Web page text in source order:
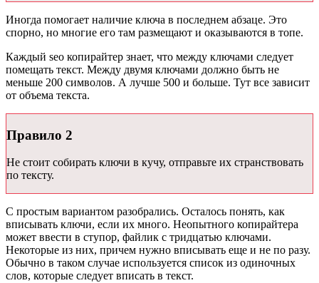
Иногда помогает наличие ключа в последнем абзаце. Это
спорно, но многие его там размещают и оказываются в топе.
Каждый seo копирайтер знает, что между ключами следует
помещать текст. Между двумя ключами должно быть не
меньше 200 символов. А лучше 500 и больше. Тут все зависит
от объема текста.
Правило 2
Не стоит собирать ключи в кучу, отправьте их странствовать
по тексту.
С простым вариантом разобрались. Осталось понять, как
вписывать ключи, если их много. Неопытного копирайтера
может ввести в ступор, файлик с тридцатью ключами.
Некоторые из них, причем нужно вписывать еще и не по разу.
Обычно в таком случае используется список из одиночных
слов, которые следует вписать в текст.